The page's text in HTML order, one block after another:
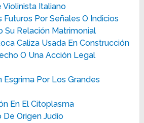
Violinista Italiano
Por Señales O Indicios
Su Relación Matrimonial
Caliza Usada En Construcción
O Una Acción Legal
Esgrima Por Los Grandes
En El Citoplasma
Origen Judío